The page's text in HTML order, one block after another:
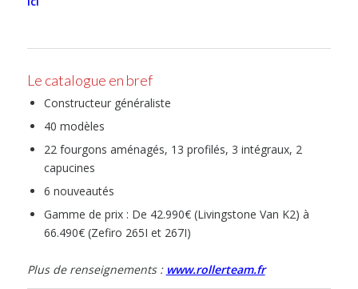
Le catalogue en bref
Constructeur généraliste
40 modèles
22 fourgons aménagés, 13 profilés, 3 intégraux, 2
capucines
6 nouveautés
Gamme de prix : De 42.990€ (Livingstone Van K2) à
66.490€ (Zefiro 265I et 267I)
Plus de renseignements : www.rollerteam.fr